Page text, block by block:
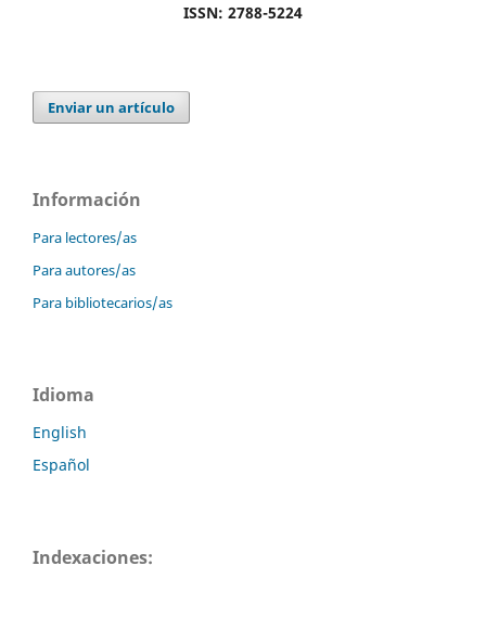
ISSN: 2788-5224
Enviar un artículo
Información
Para lectores/as
Para autores/as
Para bibliotecarios/as
Idioma
English
Español
Indexaciones: